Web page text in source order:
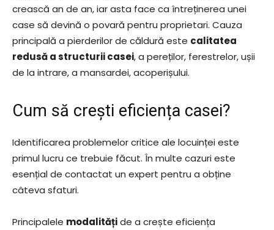
crească an de an, iar asta face ca întreținerea unei
case să devină o povară pentru proprietari. Cauza
principală a pierderilor de căldură este calitatea
redusă a structurii casei, a pereților, ferestrelor, ușii
de la intrare, a mansardei, acoperișului.
Cum să crești eficiența casei?
Identificarea problemelor critice ale locuinței este
primul lucru ce trebuie făcut. În multe cazuri este
esențial de contactat un expert pentru a obține
câteva sfaturi.
Principalele modalitățide a crește eficiența